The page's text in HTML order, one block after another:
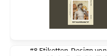
#8 Etiketten-Design von